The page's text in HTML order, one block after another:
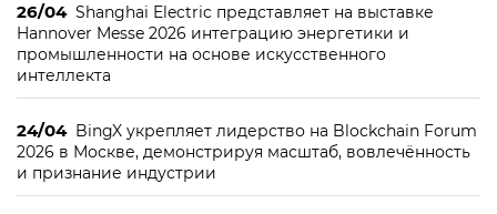
26/04 Shanghai Electric представляет на выставке
Hannover Messe 2026 интеграцию энергетики и
промышленности на основе искусственного
интеллекта
24/04 BingX укрепляет лидерство на Blockchain Forum
2026 в Москве, демонстрируя масштаб, вовлечённость
и признание индустрии